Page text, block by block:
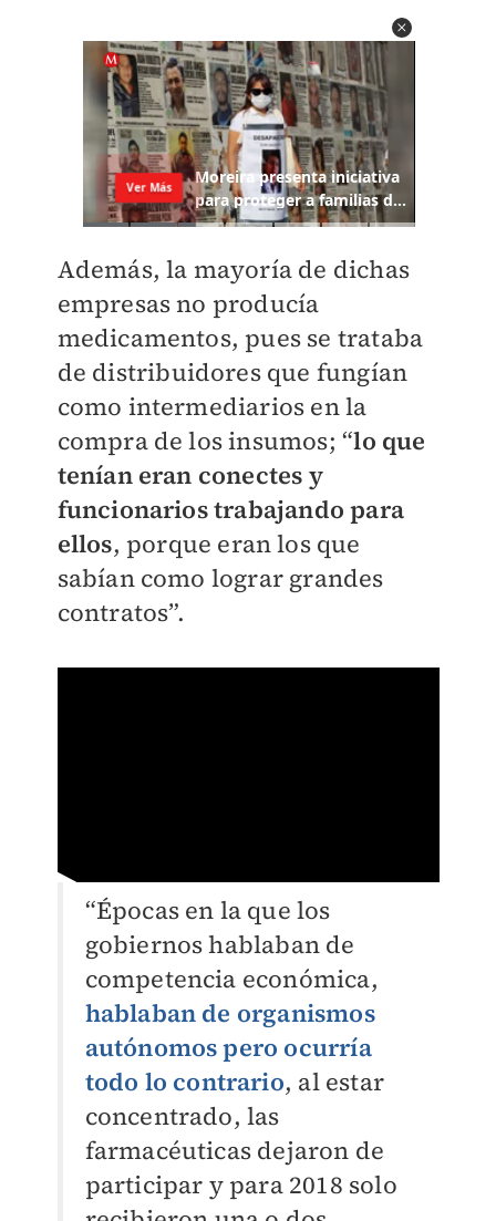
Además, la mayoría de dichas
empresas no producía
medicamentos, pues se trataba
de distribuidores que fungían
como intermediarios en la
compra de los insumos; “lo que
tenían eran conectes y
funcionarios trabajando para
ellos, porque eran los que
sabían como lograr grandes
contratos”.
“Épocas en la que los
gobiernos hablaban de
competencia económica,
hablaban de organismos
autónomos pero ocurría
todo lo contrario, al estar
concentrado, las
farmacéuticas dejaron de
participar y para 2018 solo